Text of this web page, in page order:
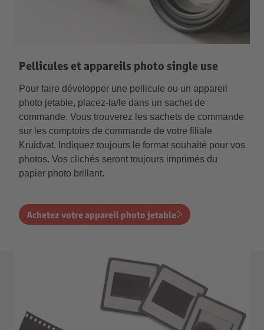
Pellicules et appareils photo single use
Pour faire développer une pellicule ou un appareil
photo jetable, placez-la/le dans un sachet de
commande. Vous trouverez les sachets de commande
sur les comptoirs de commande de votre filiale
Kruidvat. Indiquez toujours le format souhaité pour vos
photos. Vos clichés seront toujours imprimés du
papier photo brillant.
Achetez votre appareil photo jetable